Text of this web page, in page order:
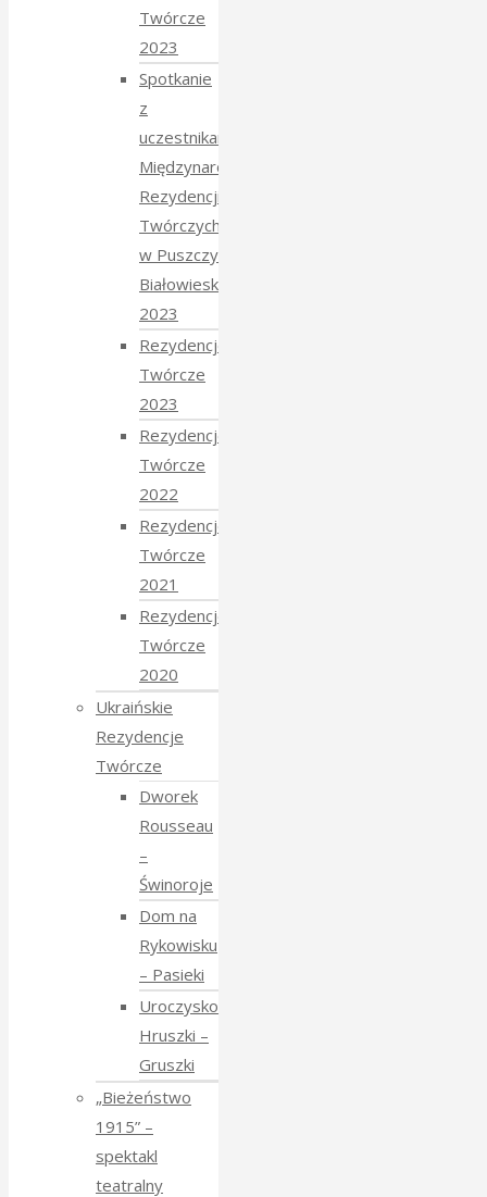
Twórcze
2023
Spotkanie
z
uczestnikami
Międzynarodowych
Rezydencji
Twórczych
w Puszczy
Białowieskiej
2023
Rezydencje
Twórcze
2023
Rezydencje
Twórcze
2022
Rezydencje
Twórcze
2021
Rezydencje
Twórcze
2020
Ukraińskie
Rezydencje
Twórcze
Dworek
Rousseau
–
Świnoroje
Dom na
Rykowisku
– Pasieki
Uroczysko
Hruszki –
Gruszki
„Bieżeństwo
1915” –
spektakl
teatralny